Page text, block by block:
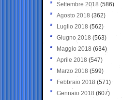
Settembre 2018 (586)
Agosto 2018 (362)
Luglio 2018 (562)
Giugno 2018 (563)
Maggio 2018 (634)
Aprile 2018 (547)
Marzo 2018 (599)
Febbraio 2018 (571)
Gennaio 2018 (607)